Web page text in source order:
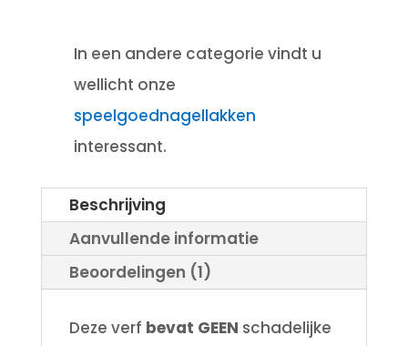
In een andere categorie vindt u
wellicht onze
speelgoednagellakken
interessant.
Beschrijving
Aanvullende informatie
Beoordelingen (1)
Deze verf bevat GEEN schadelijke